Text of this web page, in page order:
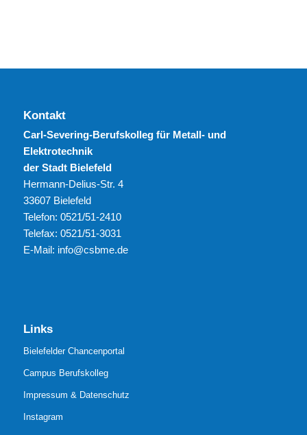
Kontakt
Carl-Severing-Berufskolleg für Metall- und
Elektrotechnik
der Stadt Bielefeld
Hermann-Delius-Str. 4
33607 Bielefeld
Telefon: 0521/51-2410
Telefax: 0521/51-3031
E-Mail: info@csbme.de
Links
Bielefelder Chancenportal
Campus Berufskolleg
Impressum & Datenschutz
Instagram